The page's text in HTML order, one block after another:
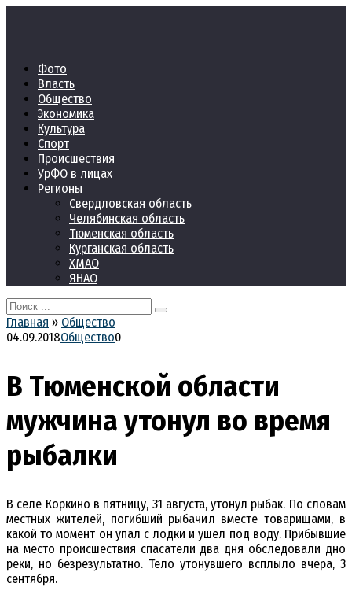
Фото
Власть
Общество
Экономика
Культура
Спорт
Происшествия
УрФО в лицах
Регионы
Свердловская область
Челябинская область
Тюменская область
Курганская область
ХМАО
ЯНАО
Search
for:
Главная » Общество
04.09.2018Общество0
В Тюменской области
мужчина утонул во время
рыбалки
В селе Коркино в пятницу, 31 августа, утонул рыбак. По словам
местных жителей, погибший рыбачил вместе товарищами, в
какой то момент он упал с лодки и ушел под воду. Прибывшие
на место происшествия спасатели два дня обследовали дно
реки, но безрезультатно. Тело утонувшего всплыло вчера, 3
сентября.